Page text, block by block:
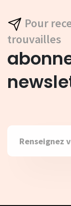
Pour
trouvailles